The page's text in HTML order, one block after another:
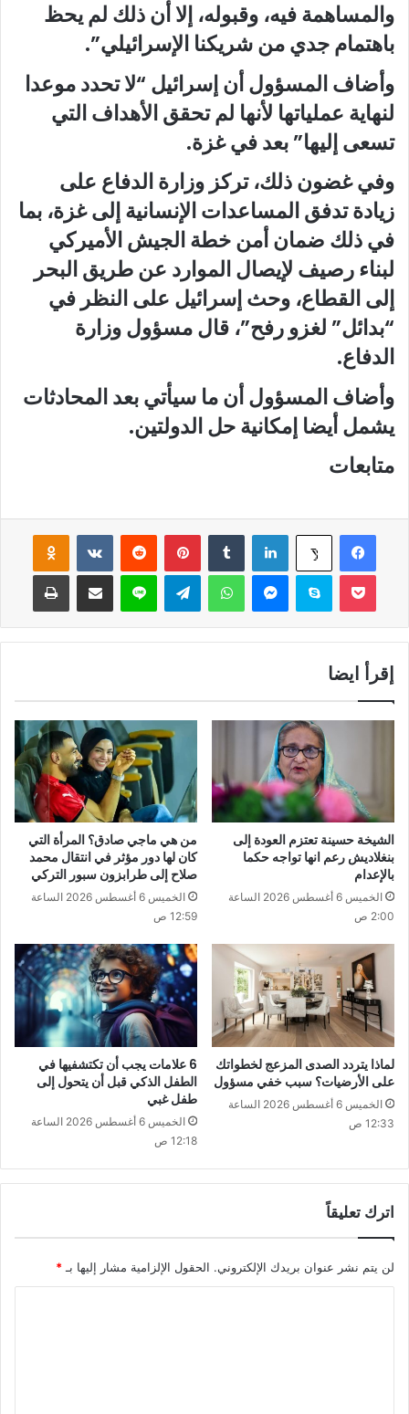
والمساهمة فيه، وقبوله، إلا أن ذلك لم يحظ
باهتمام جدي من شريكنا الإسرائيلي”.
وأضاف المسؤول أن إسرائيل “لا تحدد موعدا
لنهاية عملياتها لأنها لم تحقق الأهداف التي
تسعى إليها” بعد في غزة.
وفي غضون ذلك، تركز وزارة الدفاع على
زيادة تدفق المساعدات الإنسانية إلى غزة، بما
في ذلك ضمان أمن خطة الجيش الأميركي
لبناء رصيف لإيصال الموارد عن طريق البحر
إلى القطاع، وحث إسرائيل على النظر في
“بدائل” لغزو رفح”، قال مسؤول وزارة
الدفاع.
وأضاف المسؤول أن ما سيأتي بعد المحادثات
يشمل أيضا إمكانية حل الدولتين.
متابعات
فيسبوك ‫X لينكدإن بينتيريست
سكايب واتساب لاين
إقرأ ايضا
الشيخة حسينة تعتزم العودة إلى
بنغلاديش رعم انها تواجه حكما
بالإعدام
الخميس 6 أغسطس 2026 الساعة
2:00 ص
من هي ماجي صادق؟ المرأة التي
كان لها دور مؤثر في انتقال محمد
صلاح إلى طرابزون سبور التركي
الخميس 6 أغسطس 2026 الساعة
12:59 ص
لماذا يتردد الصدى المزعج لخطواتك
على الأرضيات؟ سبب خفي مسؤول
الخميس 6 أغسطس 2026 الساعة
12:33 ص
6 علامات يجب أن تكتشفيها في
الطفل الذكي قبل أن يتحول إلى
طفل غبي
الخميس 6 أغسطس 2026 الساعة
12:18 ص
اترك تعليقاً
لن يتم نشر عنوان بريدك الإلكتروني. الحقول الإلزامية مشار إليها بـ*